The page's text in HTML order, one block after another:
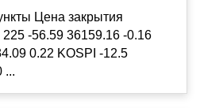
Цена закрытия
-56.59 36159.16 -0.16
0.22 KOSPI -12.5
...